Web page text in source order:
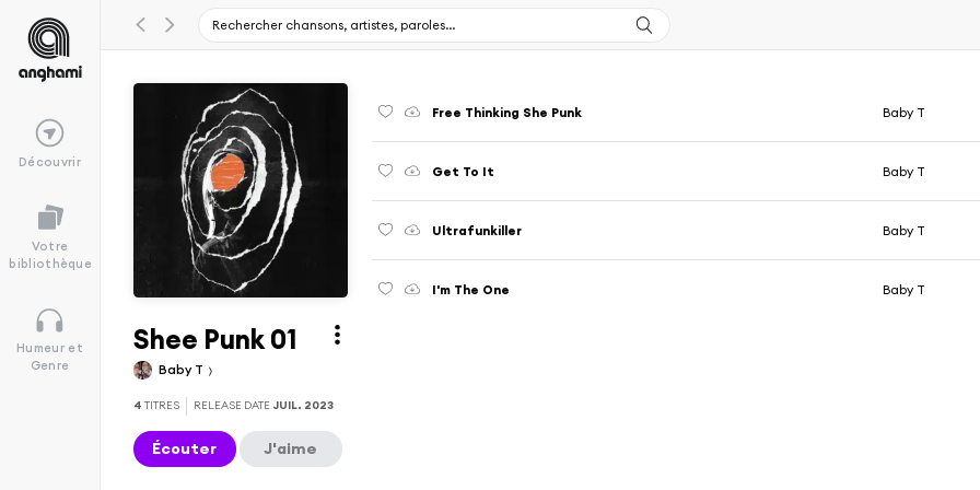
Découvrir
Votre
bibliothèque
Humeur et
Genre
Shee Punk 01
Baby T
4TITRES RELEASE DATE JUIL. 2023
Écouter J'aime
Free Thinking She Punk Baby T
Get To It Baby T
Ultrafunkiller Baby T
I'm The One Baby T